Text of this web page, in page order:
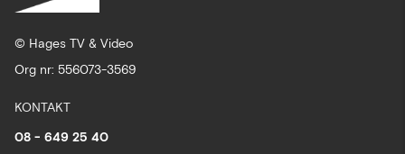
© Hages TV & Video
Org nr: 556073-3569
KONTAKT
08 - 649 25 40